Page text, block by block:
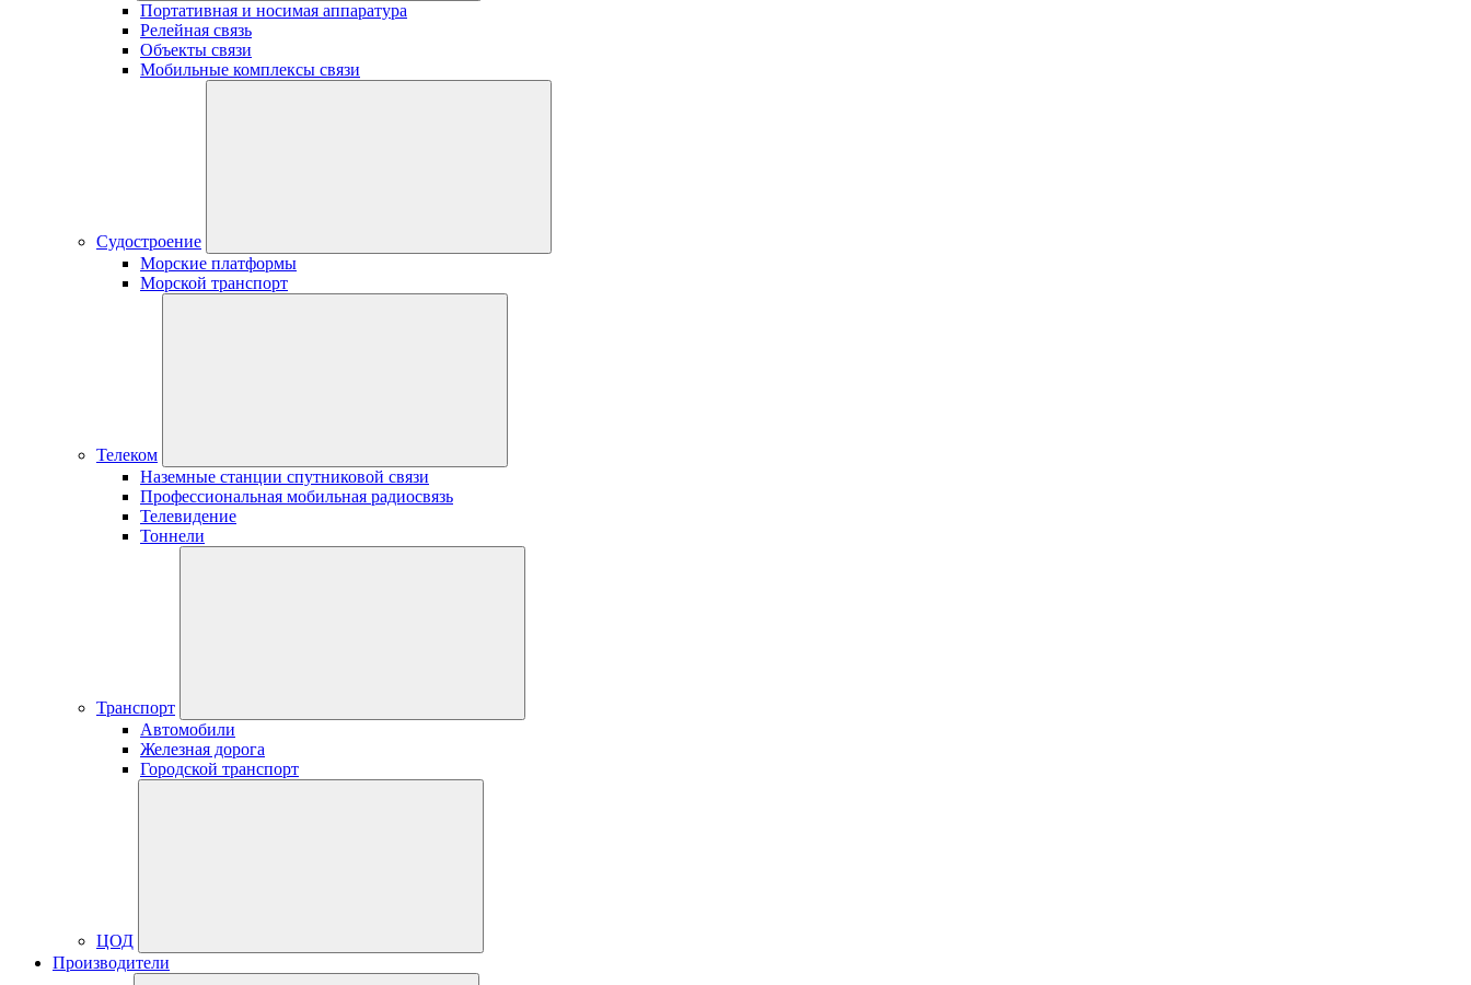
Портативная и носимая аппаратура
Релейная связь
Объекты связи
Мобильные комплексы связи
Судостроение
Морские платформы
Морской транспорт
Телеком
Наземные станции спутниковой связи
Профессиональная мобильная радиосвязь
Телевидение
Тоннели
Транспорт
Автомобили
Железная дорога
Городской транспорт
ЦОД
Производители